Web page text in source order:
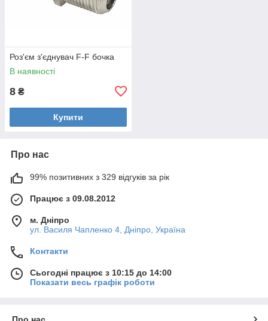
Роз'єм з'єднувач F-F бочка
В наявності
8 ₴
Купити
Про нас
99% позитивних з 329 відгуків за рік
Працює з 09.08.2012
м. Дніпро
ул. Василя Чапленко 4, Дніпро, Україна
Контакти
Сьогодні працює з 10:15 до 14:00
Показати весь графік роботи